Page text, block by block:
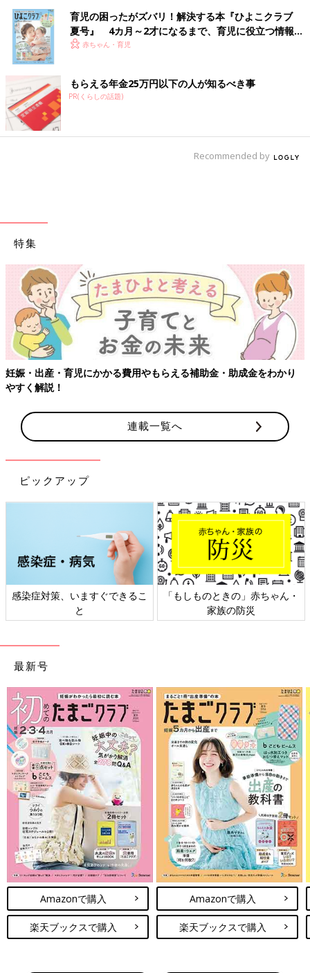
育児の困ったがズバリ！解決する本『ひよこクラブ
夏号』 4カ月～2才になるまで、育児に役立つ情報が
いっぱい！
赤ちゃん・育児
もらえる年金25万円以下の人が知るべき事
PR(くらしの話題)
Recommended by
特集
妊娠・出産・育児にかかる費用やもらえる補助金・助成金をわかり
やすく解説！
連載一覧へ
ピックアップ
感染症対策、いますぐできるこ
と
「もしものときの」赤ちゃん・
家族の防災
最新号
Amazonで購入
楽天ブックスで購入
Amazonで購入
楽天ブックスで購入